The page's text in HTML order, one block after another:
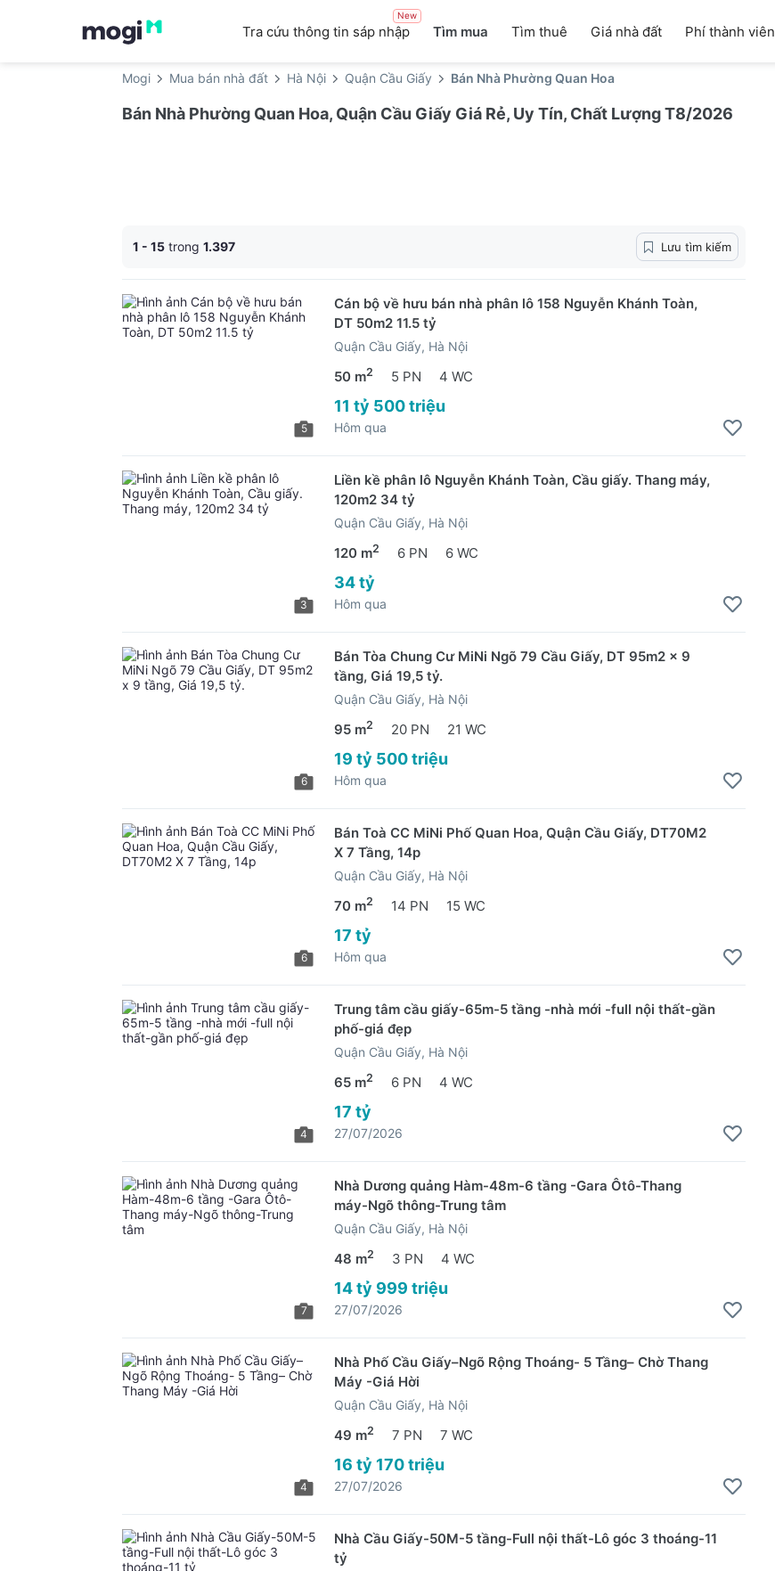
Tra cứu thông tin sáp nhập
New
Tìm mua Tìm thuê Giá nhà đất Phí thành viên
Mogi Mua bán nhà đất Hà Nội Quận Cầu Giấy Bán Nhà Phường Quan Hoa
Bán Nhà Phường Quan Hoa, Quận Cầu Giấy Giá Rẻ, Uy Tín, Chất Lượng T8/2026
1 - 15 trong 1.397 Lưu tìm kiếm
5
Cán bộ về hưu bán nhà phân lô 158 Nguyễn Khánh Toàn,
DT 50m2 11.5 tỷ
Quận Cầu Giấy, Hà Nội
50 m2 5 PN 4 WC
11 tỷ 500 triệu
Hôm qua
3
Liền kề phân lô Nguyễn Khánh Toàn, Cầu giấy. Thang máy,
120m2 34 tỷ
Quận Cầu Giấy, Hà Nội
120 m2 6 PN 6 WC
34 tỷ
Hôm qua
6
Bán Tòa Chung Cư MiNi Ngõ 79 Cầu Giấy, DT 95m2 x 9
tầng, Giá 19,5 tỷ.
Quận Cầu Giấy, Hà Nội
95 m2 20 PN 21 WC
19 tỷ 500 triệu
Hôm qua
6
Bán Toà CC MiNi Phố Quan Hoa, Quận Cầu Giấy, DT70M2
X 7 Tầng, 14p
Quận Cầu Giấy, Hà Nội
70 m2 14 PN 15 WC
17 tỷ
Hôm qua
4
Trung tâm cầu giấy-65m-5 tầng -nhà mới -full nội thất-gần
phố-giá đẹp
Quận Cầu Giấy, Hà Nội
65 m2 6 PN 4 WC
17 tỷ
27/07/2026
7
Nhà Dương quảng Hàm-48m-6 tầng -Gara Ôtô-Thang
máy-Ngõ thông-Trung tâm
Quận Cầu Giấy, Hà Nội
48 m2 3 PN 4 WC
14 tỷ 999 triệu
27/07/2026
4
Nhà Phố Cầu Giấy–Ngõ Rộng Thoáng- 5 Tầng– Chờ Thang
Máy -Giá Hời
Quận Cầu Giấy, Hà Nội
49 m2 7 PN 7 WC
16 tỷ 170 triệu
27/07/2026
Nhà Cầu Giấy-50M-5 tầng-Full nội thất-Lô góc 3 thoáng-11
tỷ